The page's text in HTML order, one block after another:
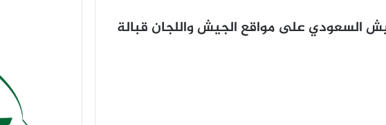
السعودي على مواقع الجيش واللجان قبالة